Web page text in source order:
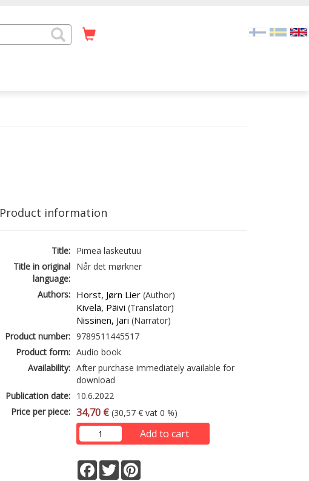
Product information
Title: Pimeä laskeutuu
Title in original
language:
Når det mørkner
Authors: Horst, Jørn Lier (Author)
Kivelä, Päivi (Translator)
Nissinen, Jari (Narrator)
Product number: 9789511445517
Product form: Audio book
Availability: After purchase immediately available for
download
Publication date: 10.6.2022
Price per piece: 34,70 € (30,57 € vat 0 %)
Add to cart
Facebook
Twitter